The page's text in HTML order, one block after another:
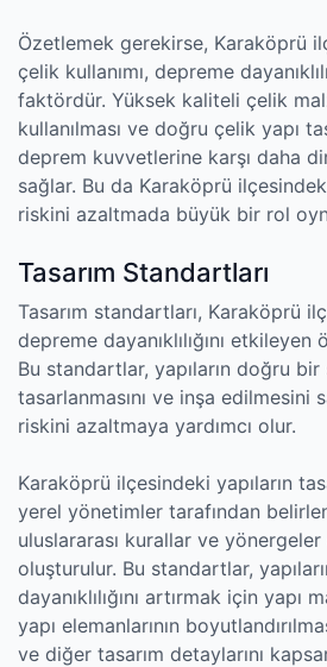
Özetlemek gerekirse, Karaköprü
çelik kullanımı, depreme
faktördür. Yüksek kaliteli çelik
kullanılması ve doğru çelik yapı
deprem kuvvetlerine karşı daha
sağlar. Bu da Karaköprü
riskini azaltmada büyük bir rol
Tasarım Standartları
Tasarım standartları, Karaköprü
depreme dayanıklılığını
Bu standartlar, yapıların doğru
tasarlanmasını ve inşa edilmesini
riskini azaltmaya yardımcı olur.
Karaköprü ilçesindeki yapıların
yerel yönetimler tarafından
uluslararası kurallar ve
oluşturulur. Bu standartlar,
dayanıklılığını artırmak için yapı
yapı elemanlarının
ve diğer tasarım detaylarını